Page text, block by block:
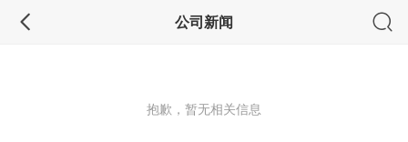
公司新闻
抱歉，暂无相关信息